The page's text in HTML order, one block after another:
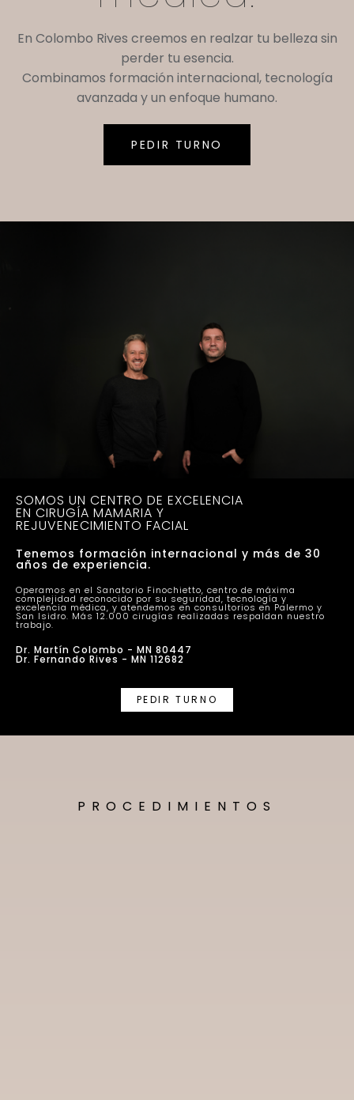
En Colombo Rives creemos en realzar tu belleza sin
perder tu esencia.
Combinamos formación internacional, tecnología
avanzada y un enfoque humano.
PEDIR TURNO
SOMOS UN CENTRO DE EXCELENCIA
EN CIRUGÍA MAMARIA Y
REJUVENECIMIENTO FACIAL
Tenemos formación internacional y más de 30
años de experiencia.
Operamos en el Sanatorio Finochietto, centro de máxima
complejidad reconocido por su seguridad, tecnología y
excelencia médica, y atendemos en consultorios en Palermo y
San Isidro. Más 12.000 cirugías realizadas respaldan nuestro
trabajo.
Dr. Martín Colombo - MN 80447
Dr. Fernando Rives - MN 112682
PEDIR TURNO
PROCEDIMIENTOS